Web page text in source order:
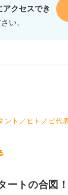
クセスでき
い。
ント／ヒトノビ代
ートの合図